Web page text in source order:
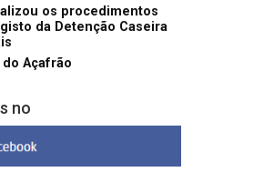
os procedimentos
da Detenção Caseira
Açafrão
no